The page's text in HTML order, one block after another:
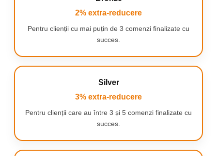
BATERIE DE LUNGA DURATA
Durata de viata a bateriei de pana la 10 zile
2% extra-reducere
Pentru clienții cu mai puțin de 3 comenzi finalizate cu
succes.
Silver
3% extra-reducere
Pentru clienții care au între 3 și 5 comenzi finalizate cu
succes.